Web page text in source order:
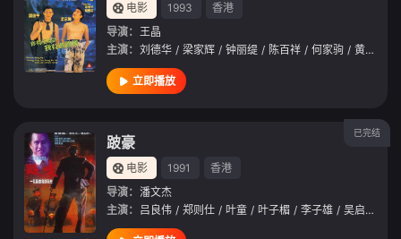
电影 1993
香港
导演： 王晶
主演： 刘德华 / 梁家辉 / 钟丽缇 / 陈百祥 / 何家驹 / 黄光亮
立即播放
已完结
跛豪
电影 1991
香港
导演： 潘文杰
主演： 吕良伟 / 郑则仕 / 叶童 / 叶子楣 / 李子雄 / 吴启华